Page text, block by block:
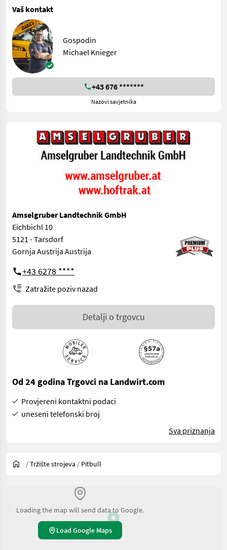
Vaš kontakt
Gospodin
Michael Knieger
+43 676 *******
Nazovi savjetnika
Amselgruber Landtechnik GmbH
Eichbichl 10
5121 - Tarsdorf
Gornja Austrija Austrija
+43 6278 ****
Zatražite poziv nazad
Detalji o trgovcu
Od 24 godina Trgovci na Landwirt.com
Provjereni kontaktni podaci
uneseni telefonski broj
Sva priznanja
/Tržište strojeva / Pitbull
Loading the map will send data to Google.
Load Google Maps